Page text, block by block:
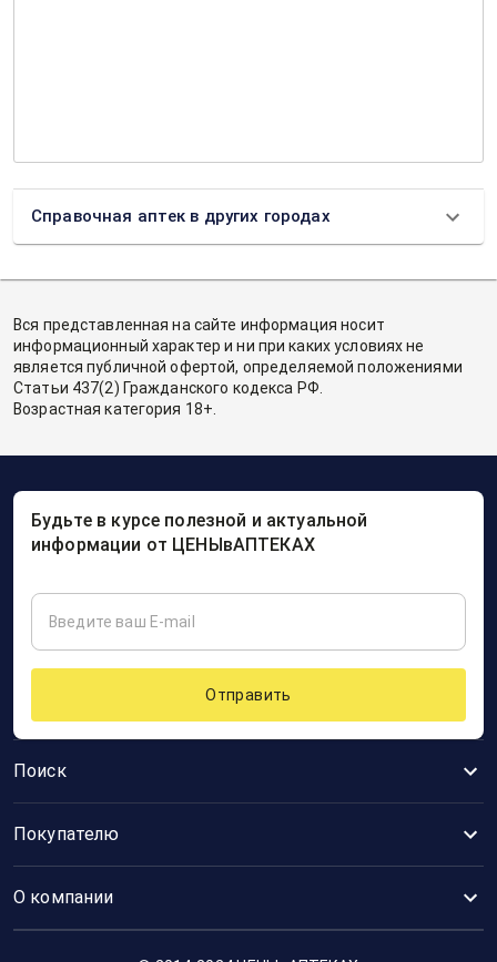
Справочная аптек в других городах
Вся представленная на сайте информация носит
информационный характер и ни при каких условиях не
является публичной офертой, определяемой положениями
Статьи 437(2) Гражданского кодекса РФ.
Возрастная категория 18+.
Поиск
Покупателю
О компании
Будьте в курсе полезной и актуальной
информации от ЦЕНЫвАПТЕКАХ
Отправить